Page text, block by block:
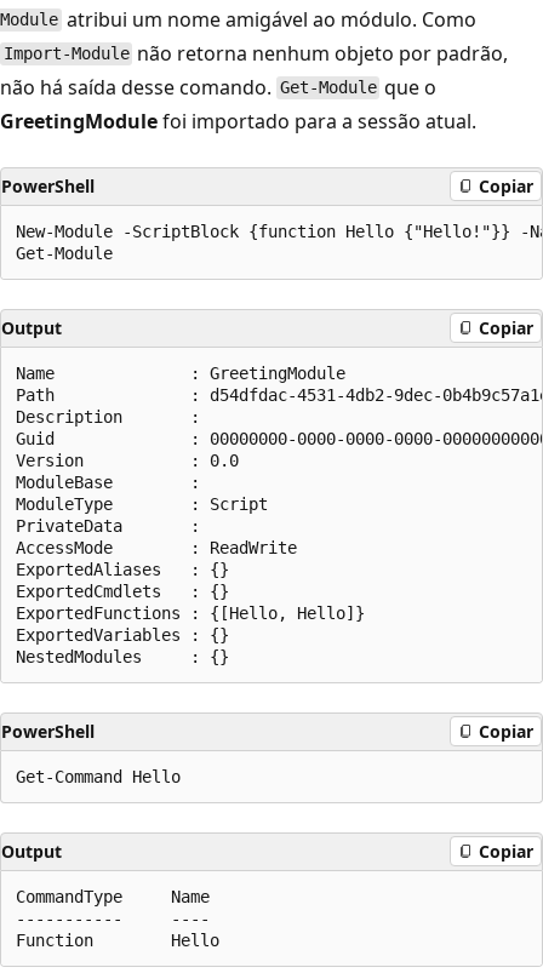
Module atribui um nome amigável ao módulo. Como
Import-Module não retorna nenhum objeto por padrão,
não há saída desse comando. Get-Module que o
GreetingModulefoi importado para a sessão atual.
PowerShell Copiar
New-Module -ScriptBlock {function Hello {"Hello!"}} -
Output Copiar
Name              : GreetingModule
Path              : d54dfdac-4531-4db2-9dec-
Description       :
Guid              : 00000000-0000-0000-0000-
Version           : 0.0
ModuleBase        :
ModuleType        : Script
PrivateData       :
AccessMode        : ReadWrite
ExportedAliases   : {}
ExportedCmdlets   : {}
ExportedFunctions : {[Hello, Hello]}
ExportedVariables : {}
PowerShell Copiar
Output Copiar
CommandType     Name
-----------     ----